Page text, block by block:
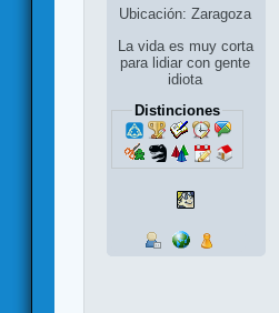
Ubicación: Zaragoza
La vida es muy corta
para lidiar con gente
idiota
Distinciones